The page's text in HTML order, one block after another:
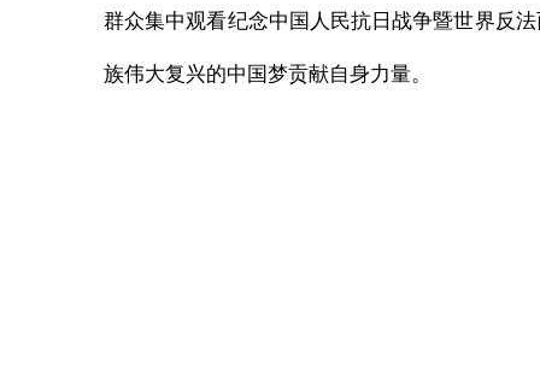
群众集中观看纪念中国人民抗日战争暨世界反
族伟大复兴的中国梦贡献自身力量。